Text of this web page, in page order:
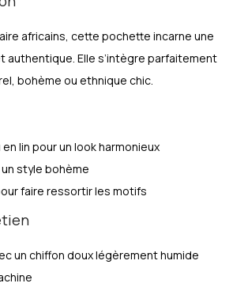
africains, cette pochette incarne une
authentique. Elle s’intègre parfaitement
bohème ou ethnique chic.
lin pour un look harmonieux
style bohème
faire ressortir les motifs
un chiffon doux légèrement humide